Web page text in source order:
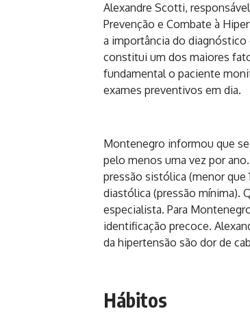
Alexandre Scotti,
Prevenção e Combate à
a importância do
constitui um dos maiores
fundamental o paciente
exames preventivos em dia.
Montenegro informou que
pelo menos uma vez por
pressão sistólica (menor
diastólica (pressão mínima).
especialista. Para
identificação precoce.
da hipertensão são dor de
Hábitos